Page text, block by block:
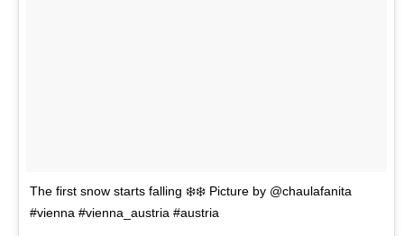
The first snow starts falling ❄️❄️ Picture by @chaulafanita
#vienna #vienna_austria #austria